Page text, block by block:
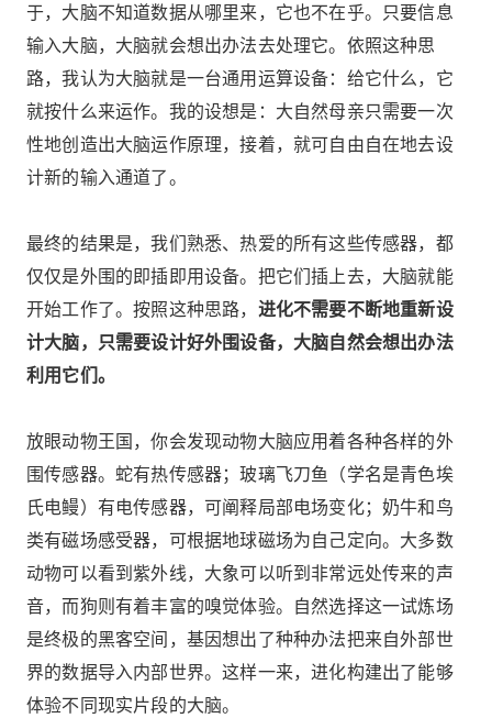
于，大脑不知道数据从哪里来，它也不在乎。只要信息
输入大脑，大脑就会想出办法去处理它。依照这种思
路，我认为大脑就是一台通用运算设备：给它什么，它
就按什么来运作。我的设想是：大自然母亲只需要一次
性地创造出大脑运作原理，接着，就可自由自在地去设
计新的输入通道了。
最终的结果是，我们熟悉、热爱的所有这些传感器，都
仅仅是外围的即插即用设备。把它们插上去，大脑就能
开始工作了。按照这种思路， 进化不需要不断地重新设
计大脑，只需要设计好外围设备，大脑自然会想出办法
利用它们。
放眼动物王国，你会发现动物大脑应用着各种各样的外
围传感器。蛇有热传感器；玻璃飞刀鱼（学名是青色埃
氏电鳗）有电传感器，可阐释局部电场变化；奶牛和鸟
类有磁场感受器，可根据地球磁场为自己定向。大多数
动物可以看到紫外线，大象可以听到非常远处传来的声
音，而狗则有着丰富的嗅觉体验。自然选择这一试炼场
是终极的黑客空间，基因想出了种种办法把来自外部世
界的数据导入内部世界。这样一来，进化构建出了能够
体验不同现实片段的大脑。